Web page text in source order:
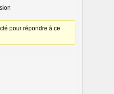
pour répondre à ce